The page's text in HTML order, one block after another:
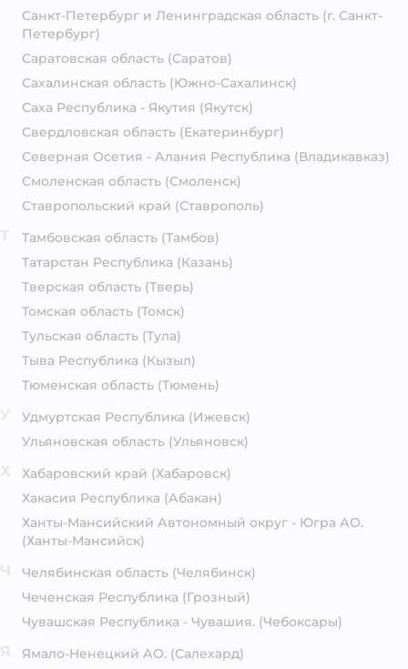
Санкт-Петербург и Ленинградская область (г. Санкт-
Петербург)
Саратовская область (Саратов)
Сахалинская область (Южно-Сахалинск)
Саха Республика - Якутия (Якутск)
Свердловская область (Екатеринбург)
Северная Осетия - Алания Республика (Владикавказ)
Смоленская область (Смоленск)
Ставропольский край (Ставрополь)
Тамбовская область (Тамбов)
Татарстан Республика (Казань)
Тверская область (Тверь)
Томская область (Томск)
Тульская область (Тула)
Тыва Республика (Кызыл)
Тюменская область (Тюмень)
Удмуртская Республика (Ижевск)
Ульяновская область (Ульяновск)
Хабаровский край (Хабаровск)
Хакасия Республика (Абакан)
Ханты-Мансийский Автономный округ - Югра АО.
(Ханты-Мансийск)
Челябинская область (Челябинск)
Чеченская Республика (Грозный)
Чувашская Республика - Чувашия. (Чебоксары)
Ямало-Ненецкий АО. (Салехард)